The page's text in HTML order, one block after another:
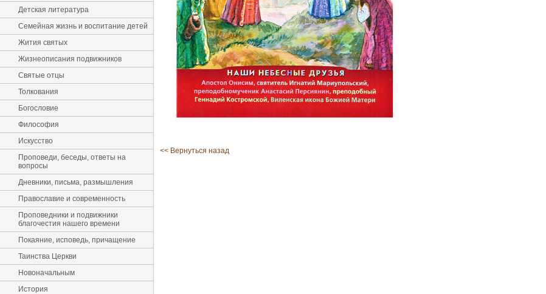
Детская литература
Семейная жизнь и воспитание детей
Жития святых
Жизнеописания подвижников
Святые отцы
Толкования
Богословие
Философия
Искусство
Проповеди, беседы, ответы на
вопросы
Дневники, письма, размышления
Православие и современность
Проповедники и подвижники
благочестия нашего времени
Покаяние, исповедь, причащение
Таинства Церкви
Новоначальным
История
<< Вернуться назад